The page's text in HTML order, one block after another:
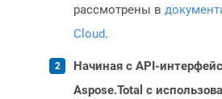
рассмотрены в
Cloud.
Начиная с API-
Aspose.Total с